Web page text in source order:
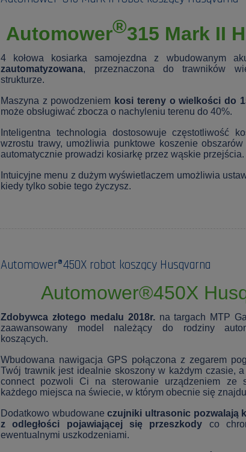
Automower®315 Mark II
4 kołowa kosiarka samojezdna z wbudowanym
zautomatyzowana, przeznaczona do trawników
strukturze.
Maszyna z powodzeniem kosi tereny o wielkości do
może obsługiwać zbocza o nachyleniu terenu do 40%.
Inteligentna technologia dostosowuje częstotliwość
wzrostu trawy, umożliwia punktowe koszenie
automatycznie prowadzi kosiarkę przez wąskie przejścia.
Intuicyjne menu z dużym wyświetlaczem umożliwia
kiedy tylko sobie tego życzysz.
Automower®450X robot koszący Husqvarna
Automower®450X
Zdobywca złotego medalu 2018r.na targach MTP
zaawansowany model należący do rodziny
koszących.
Wbudowana nawigacja GPS połączona z zegarem
Twój trawnik jest idealnie skoszony w każdym czasie,
connect pozwoli Ci na sterowanie urządzeniem ze
każdego miejsca na świecie, w którym obecnie się
Dodatkowo wbudowaneczujniki ultrasonic pozwalają
z odległości pojawiającej się przeszkody co
ewentualnymi uszkodzeniami.